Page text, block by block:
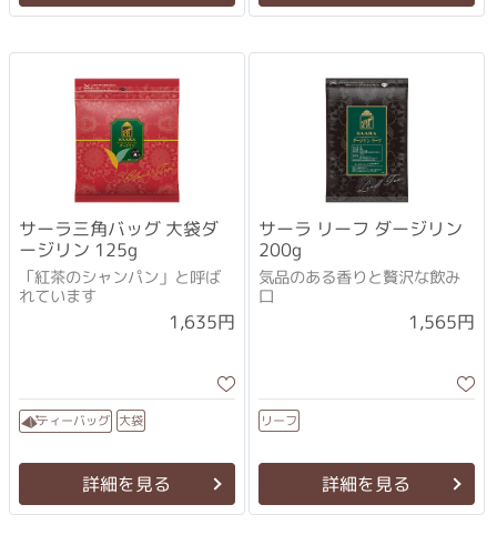
サーラ三角バッグ 大袋ダ
ージリン 125g
「紅茶のシャンパン」と呼ば
れています
1,635円
ティーバッグ 大袋
詳細を見る
サーラ リーフ ダージリン
200g
気品のある香りと贅沢な飲み
口
1,565円
リーフ
詳細を見る